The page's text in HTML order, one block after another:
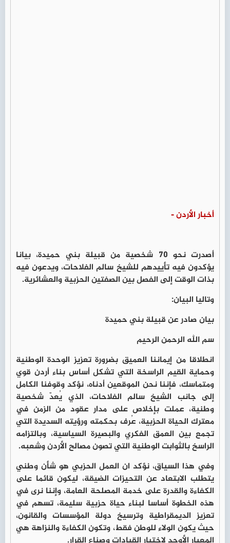
أخبار الأردن -
أصدرت نحو 70 شخصية من قبيلة بني حميدة، بيانا
يؤكدون فيه تأييدهم للشيخ سالم الفلاحات، ويدعون فيه
بذات الوقت إلى الفصل بين الصفتين الحزبية والعشائرية.
وتاليا البيان:
بيان صادر عن قبيلة بني حميدة
سم الله الرحمن الرحيم
انطلاقا من إيماننا العميق بضرورة تعزيز الوحدة الوطنية
وحماية القيم الراسخة التي تشكل أساس بناء أردن قوي
ومتماسك، فإننا نحن الموقعين أدناه، نؤكد وقوفنا الكامل
إلى جانب الشيخ سالم الفلاحات، الذي يُعدّ شخصية
وطنية، عملت بإخلاص على مدار عقود من الزمن في
معترك الحياة الحزبية، عُرف بحكمته ورؤيته السديدة التي
تجمع بين العمق الفكري والبصيرة السياسية، وبالتزامه
الراسخ بالثوابت الوطنية التي تصون مصالح الأردن وشعبه.
وفي هذا السياق، نؤكد ان العمل الحزبي هو شأن وطني
يتطلب الابتعاد عن التحيزات الضيقة، ليكون قائما على
الكفاءة والقدرة على خدمة المصلحة العامة، وإننا نرى في
هذه الخطوة أساسا لبناء حياة حزبية سليمة، تسهم في
تعزيز الديمقراطية وترسيخ دولة المؤسسات والقانون،
حيث يكون الولاء للوطن فقط، وتكون الكفاءة والنزاهة هي